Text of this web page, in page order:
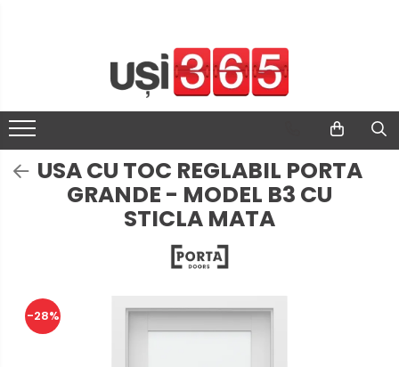
USA CU TOC REGLABIL PORTA
GRANDE - MODEL B3 CU
STICLA MATA
-28%